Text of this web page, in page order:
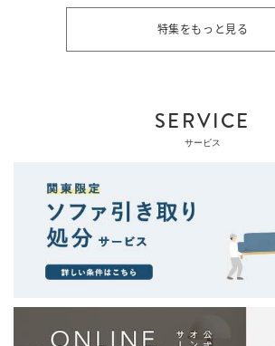
特集をもっと見る
SERVICE
サービス